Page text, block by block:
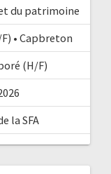
du patrimoine
• Capbreton
(H/F)
la SFA